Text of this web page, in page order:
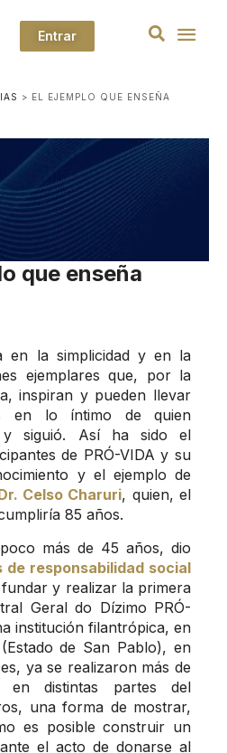
Entrar
> EL EJEMPLO QUE ENSEÑA
que enseña
en la simplicidad y en la
ejemplares que, por la
inspiran y pueden llevar
en lo íntimo de quien
y siguió. Así ha sido el
de PRÓ-VIDA y su
y el ejemplo de
Celso Charuri, quien, el
85 años.
más de 45 años, dio
de responsabilidad social
y realizar la primera
Geral do Dízimo PRÓ-
institución filantrópica, en
de San Pablo), en
ya se realizaron más de
en distintas partes del
una forma de mostrar,
es posible construir un
el acto de donarse al